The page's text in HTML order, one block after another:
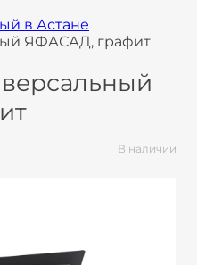
в Астане
ЯФАСАД, графит
В наличии